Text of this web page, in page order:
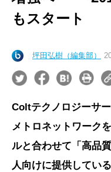
もスタート
坪田弘樹（編集部）
Coltテクノロジーサ
メトロネットワーク
ルと合わせて「高品
人向けに提供してい